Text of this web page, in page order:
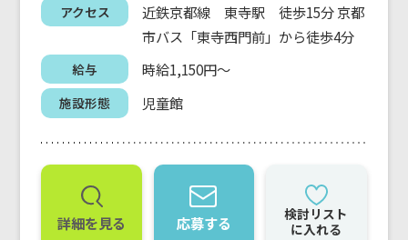
アクセス
近鉄京都線 東寺駅 徒歩15分 京都
市バス「東寺西門前」から徒歩4分
給与 時給1,150円～
施設形態 児童館
詳細を見る 応募する
検討リスト
に入れる